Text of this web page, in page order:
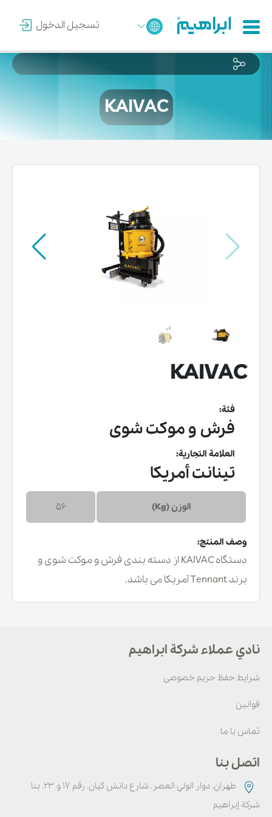
تسجيل الدخول
KAIVAC
KAIVAC
فئة:
فرش و موکت شوی
العلامة التجارية:
تينانت أمريكا
الوزن (Kg) 56
وصف المنتج:
دستگاه KAIVAC از دسته بندی فرش و موکت شوی و
برند Tennant آمریکا می باشد.
نادي عملاء شركة ابراهيم
شرایط حفظ حریم خصوصی
قوانین
تماس با ما
اتصل بنا
طهران. دوار الولي العصر. شارع دانش كيان. رقم ۱۷ و ۲۳. بنا
شركة إبراهيم